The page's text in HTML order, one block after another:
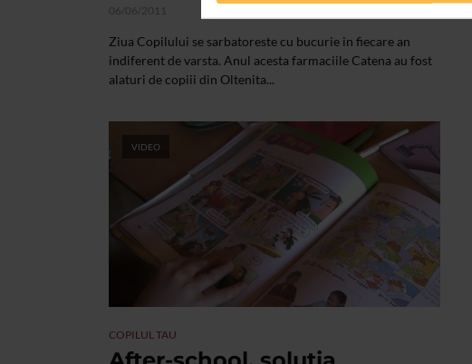
06/06/2011
Ziua Copilului se sarbatoreste cu bucurie in fiecare an
indiferent de varsta. Anul acesta farmaciile Catena au fost
alaturi de copiii din Oltenita...
VIDEO
COPILUL TAU